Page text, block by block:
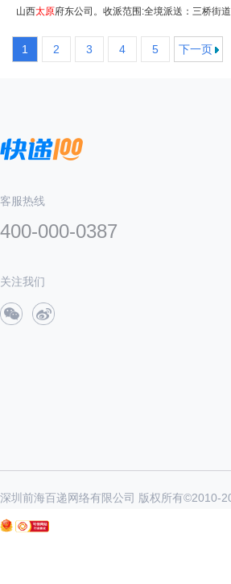
山西太原府东公司。收派范围:全境派送：三桥街
1 2 3 4 5 下一页
客服热线
400-000-0387
关注我们
深圳前海百递网络有限公司 版权所有©2010-